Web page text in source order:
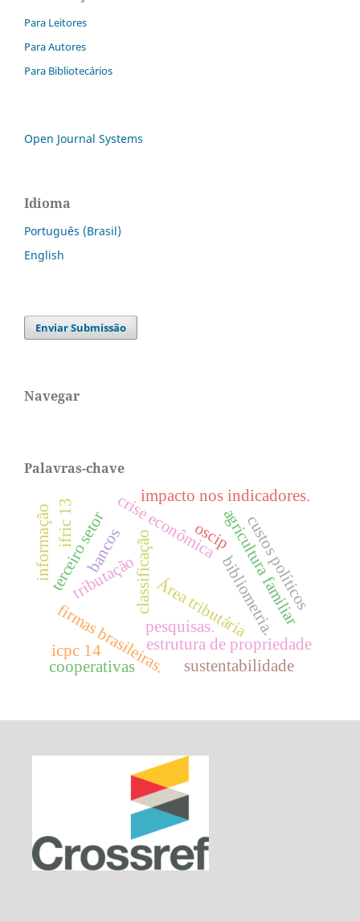
Para Leitores
Para Autores
Para Bibliotecários
Open Journal Systems
Idioma
Português (Brasil)
English
Enviar Submissão
Navegar
Palavras-chave
classificaçãoÁrea tributária
tributação
estrutura de propriedade
firmas brasileiras.
agricultura familiar
bibliometria.
bancoscrise econômica
impacto nos indicadores.
pesquisas.
terceiro setor oscip
sustentabilidade
custos políticos
ifric 13
icpc 14
cooperativas
informação